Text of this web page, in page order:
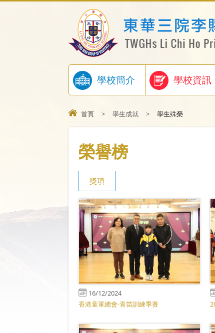
學校簡介 學校資訊
首頁 > 學生成就 > 學生殊榮
榮譽榜
獎項
16/12/2024
香港童軍總會-青苗訓練季賽